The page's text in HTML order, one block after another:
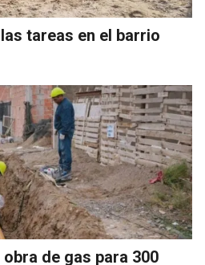
tareas en el barrio
obra de gas para 300